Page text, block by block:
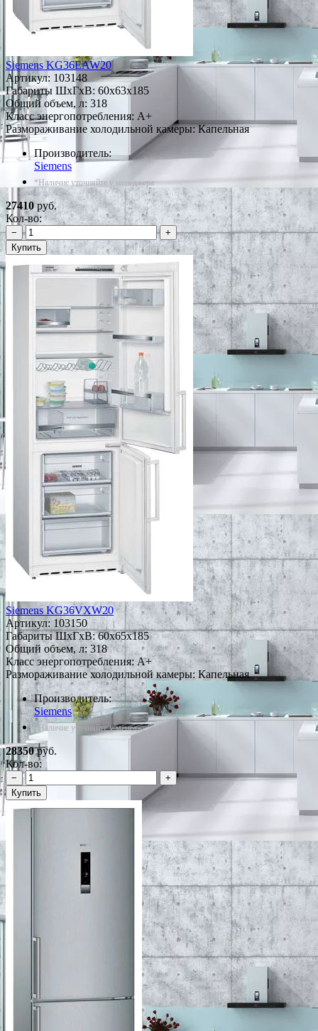
Siemens KG36EAW20
Артикул: 103148
Габариты ШxГxВ: 60x63x185
Общий объем, л: 318
Класс энергопотребления: A+
Размораживание холодильной камеры: Капельная
Производитель:
Siemens
*Наличие уточняйте у менеджера
27410руб.
Кол-во:
−
+
Купить
Siemens KG36VXW20
Артикул:103150
Габариты ШxГxВ: 60x65x185
Общий объем, л: 318
Класс энергопотребления: A+
Размораживание холодильной камеры: Капельная
Производитель:
Siemens
*Наличие уточняйте у менеджера
28350руб.
Кол-во:
−
+
Купить